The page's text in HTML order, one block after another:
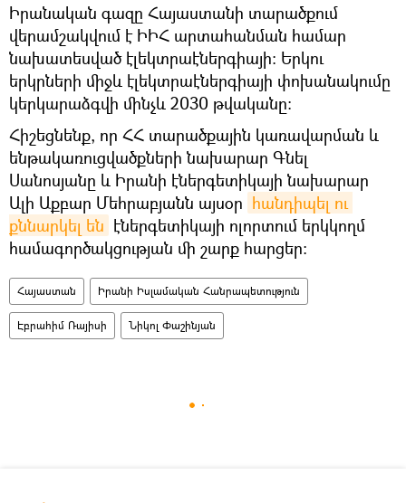
Իրանական գազը Հայաստանի տարածքում
վերամշակվում է ԻԻՀ արտահանման համար
նախատեսված էլեկտրաէներգիայի։ Երկու
երկրների միջև էլեկտրաէներգիայի փոխանակումը
կերկարաձգվի մինչև 2030 թվականը։
Հիշեցնենք, որ ՀՀ տարածքային կառավարման և
ենթակառուցվածքների նախարար Գնել
Սանոսյանը և Իրանի էներգետիկայի նախարար
Ալի Աքբար Մեհրաբյանն այսօր հանդիպել ու
քննարկել են էներգետիկայի ոլորտում երկկողմ
համագործակցության մի շարք հարցեր։
Հայաստան Իրանի Իսլամական Հանրապետություն
Էբրահիմ Ռայիսի Նիկոլ Փաշինյան